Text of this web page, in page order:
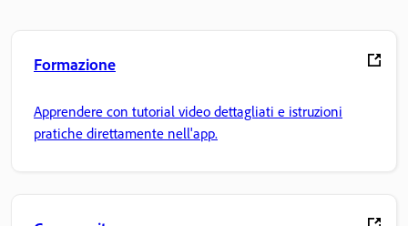
Formazione
Apprendere con tutorial video dettagliati e istruzioni
pratiche direttamente nell'app.